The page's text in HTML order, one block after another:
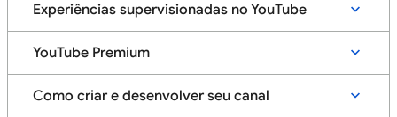
Experiências supervisionadas no YouTube
YouTube Premium
Como criar e desenvolver seu canal